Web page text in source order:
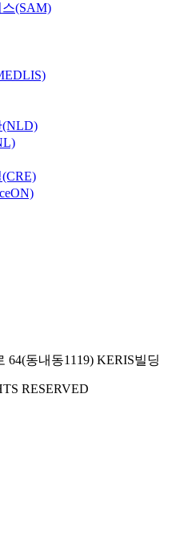
(SAM)
(NLD)
64(동내동1119) KERIS빌딩
RESERVED